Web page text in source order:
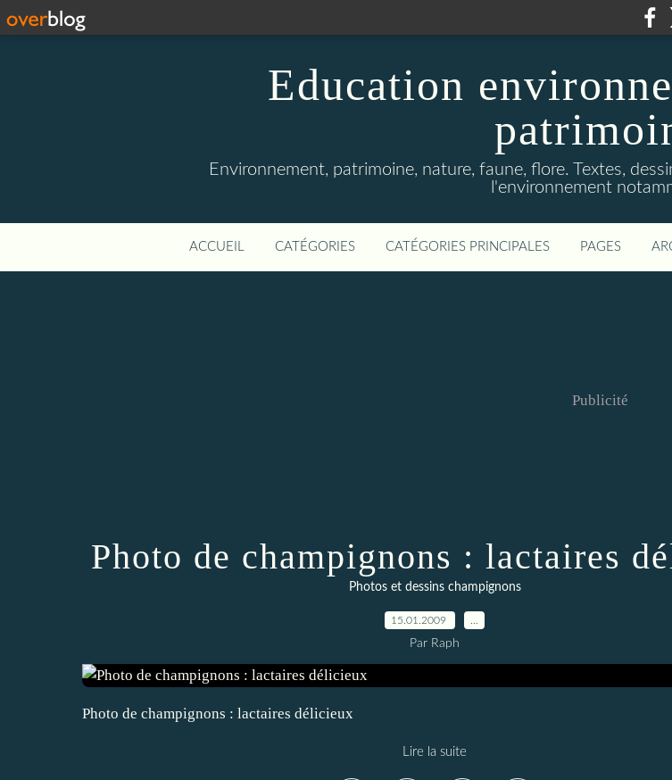
Education
Environnement, patrimoine, nature, faune, flore. Textes,
l'environnement
ACCUEIL CATÉGORIES CATÉGORIES PRINCIPALES PAGES
Publicité
Photo de champignons : lactaires
Photos et dessins champignons
15.01.2009
Par Raph
Photo de champignons : lactaires délicieux
Lire la suite